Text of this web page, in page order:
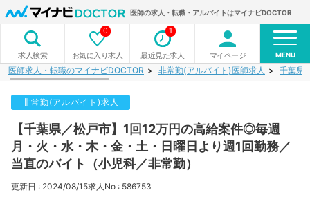
医師の求人・転職・アルバイトはマイナビDOCTOR
求人検索 お気に入り求人
0
最近見た求人
1
マイページ MENU
医師求人・転職のマイナビDOCTOR 非常勤(アルバイト)医師求人 千葉県
非常勤(アルバイト)求人
【千葉県／松戸市】1回12万円の高給案件◎毎週
月・火・水・木・金・土・日曜日より週1回勤務／
当直のバイト（小児科／非常勤）
更新日 : 2024/08/15求人No : 586753